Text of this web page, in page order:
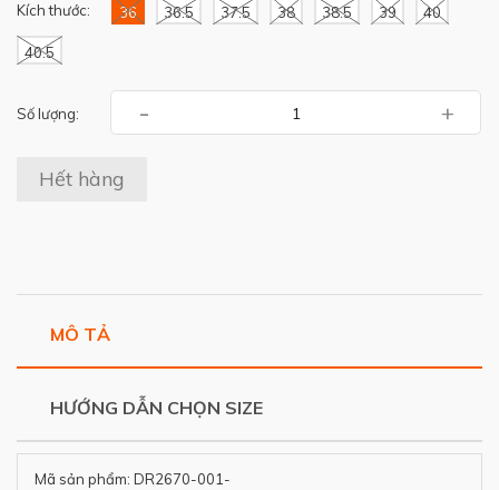
Kích thước: 36 36.5 37.5 38 38.5 39 40
40.5
Số lượng: - +
Hết hàng
MÔ TẢ
HƯỚNG DẪN CHỌN SIZE
Mã sản phẩm: DR2670-001-